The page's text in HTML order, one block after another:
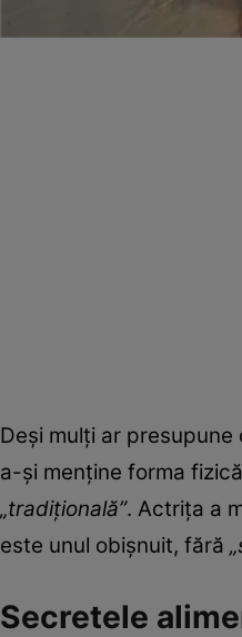
Deși mulți ar
a-și menține forma
„tradițională”. Actrița a
este unul obișnuit, fără
Secretele